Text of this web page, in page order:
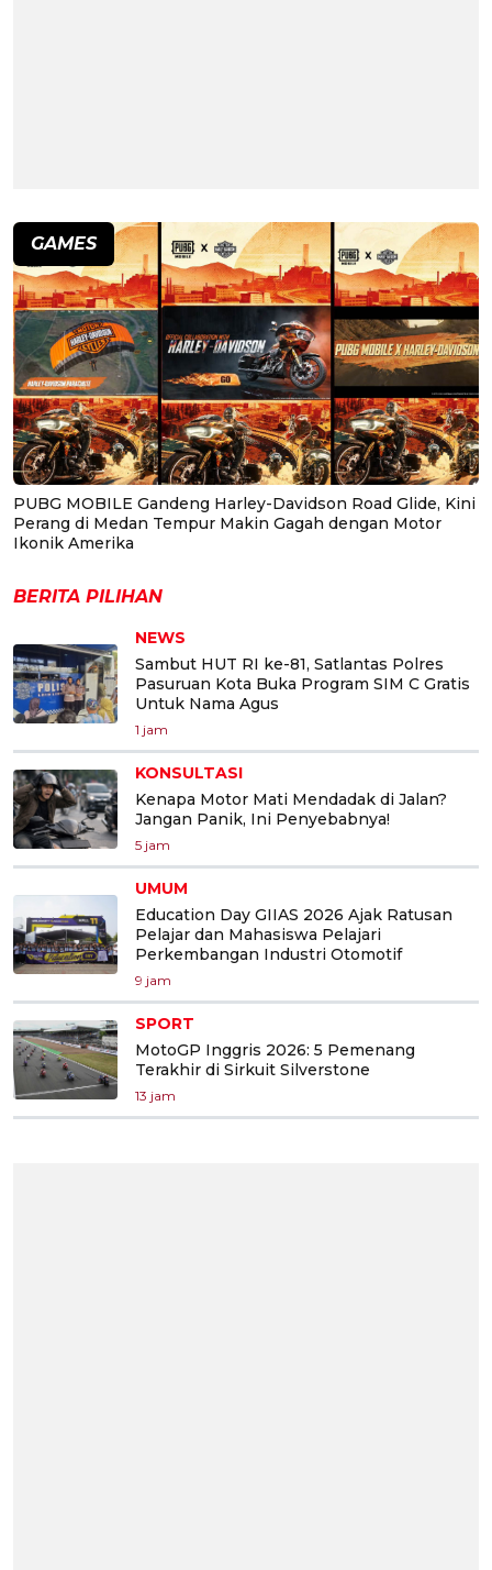
GAMES
PUBG MOBILE Gandeng Harley-Davidson Road Glide, Kini
Perang di Medan Tempur Makin Gagah dengan Motor
Ikonik Amerika
BERITA PILIHAN
NEWS
Sambut HUT RI ke-81, Satlantas Polres
Pasuruan Kota Buka Program SIM C Gratis
Untuk Nama Agus
1 jam
KONSULTASI
Kenapa Motor Mati Mendadak di Jalan?
Jangan Panik, Ini Penyebabnya!
5 jam
UMUM
Education Day GIIAS 2026 Ajak Ratusan
Pelajar dan Mahasiswa Pelajari
Perkembangan Industri Otomotif
9 jam
SPORT
MotoGP Inggris 2026: 5 Pemenang
Terakhir di Sirkuit Silverstone
13 jam